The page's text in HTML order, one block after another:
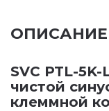
ОПИСАНИЕ
SVC PTL-
чистой
клеммной